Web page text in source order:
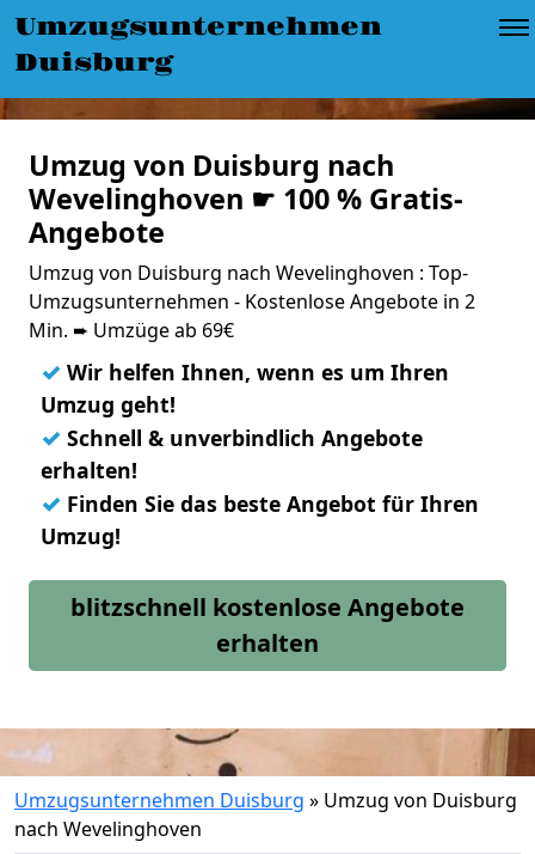
Umzugsunternehmen
Duisburg
Umzug von Duisburg nach
Wevelinghoven ☛ 100 % Gratis-
Angebote
Umzug von Duisburg nach Wevelinghoven : Top-
Umzugsunternehmen - Kostenlose Angebote in 2
Min. ➨ Umzüge ab 69€
✓ Wir helfen Ihnen, wenn es um Ihren
Umzug geht!
✓ Schnell & unverbindlich Angebote
erhalten!
✓ Finden Sie das beste Angebot für Ihren
Umzug!
blitzschnell kostenlose Angebote
erhalten
Umzugsunternehmen Duisburg » Umzug von Duisburg
nach Wevelinghoven